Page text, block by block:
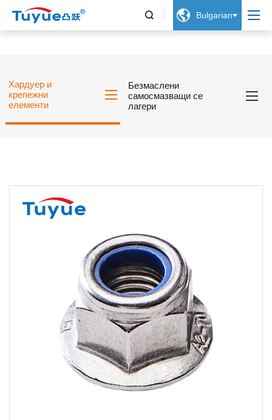
  Bulgarian
Хардуер и
крепежни
елементи
Безмаслени
самосмазващи се
лагери